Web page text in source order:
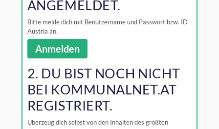
ANGEMELDET.
Bitte melde dich mit Benutzername und Passwort bzw. ID
Austria an.
Anmelden
2. DU BIST NOCH NICHT
BEI KOMMUNALNET.AT
REGISTRIERT.
Überzeug dich selbst von den Inhalten des größten